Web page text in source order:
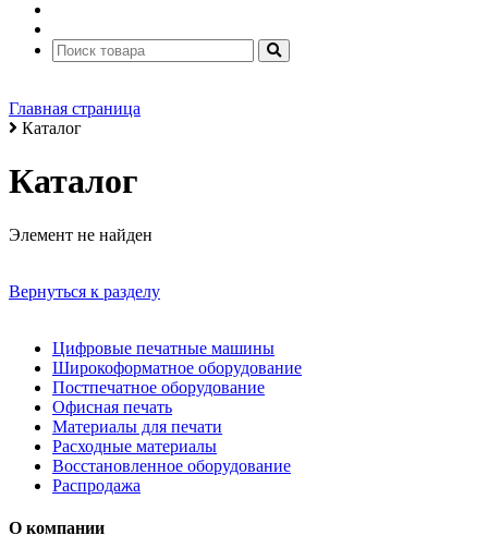
Главная страница
Каталог
Каталог
Элемент не найден
Вернуться к разделу
Цифровые печатные машины
Широкоформатное оборудование
Постпечатное оборудование
Офисная печать
Материалы для печати
Расходные материалы
Восстановленное оборудование
Распродажа
О компании